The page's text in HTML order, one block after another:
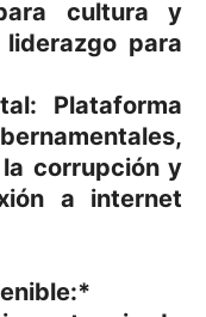
cultura y
para
Plataforma
corrupción y
a internet